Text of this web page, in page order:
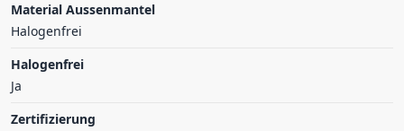
Material Aussenmantel
Halogenfrei
Halogenfrei
Ja
Zertifizierung